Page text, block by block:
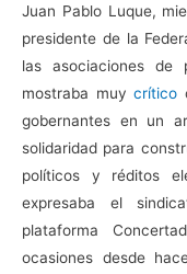
Juan Pablo Luque,
presidente de la
las asociaciones de
mostraba muycrítico
gobernantes en un
solidaridad para
políticos y réditos
expresaba el
plataforma
ocasiones desde